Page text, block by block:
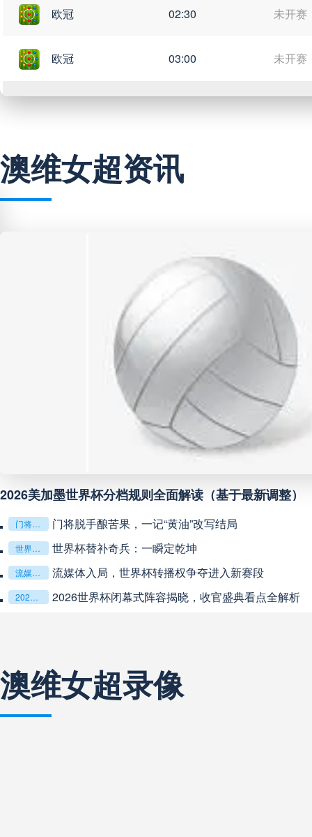
欧冠 02:30 未开赛
欧冠 03:00 未开赛
中超 19:35
未开赛
19:00 未开赛
19:00 未开赛
19:00
中超 19:35
中超 19:35
澳维女超资讯
**镜外留影，情深一瞬**
判罚革命：VAR如何改写世界杯的规则与秩序 判罚革命：VAR如何改写世界杯的规则与秩序
**从熵增到自组织：2026世界杯小组赛战术系统的演化密码** **从熵增到自组织：2026世界杯小组赛战术系统的演
“高原伏击：2026世预赛非洲主场绞杀战” “高原伏击：2026世预赛非洲主场绞杀战”
基于动态穹顶系统的赛前激活期自适应调控方案——以温哥华BC Place为案例 基于动态穹顶系统的赛前激活期自适应调控方案——以温哥
澳维女超录像